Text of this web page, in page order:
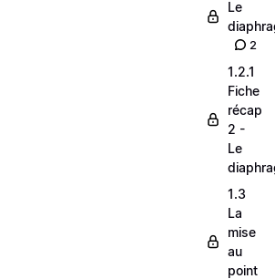
Le
2
1.2.1
Fiche
récap
2 -
Le
1.3
La
mise
au
point